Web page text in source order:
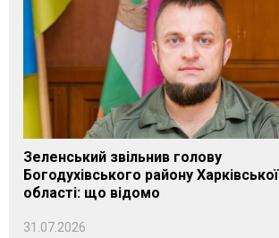
Зеленський звільнив голову
Богодухівського району Харківської
області: що відомо
31.07.2026